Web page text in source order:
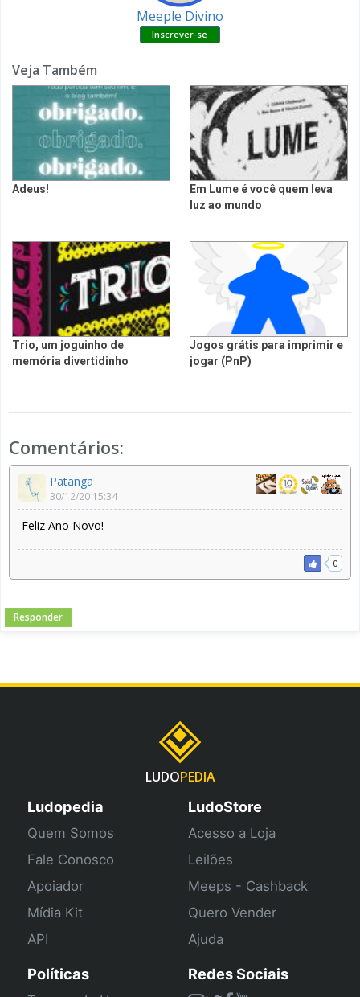
Meeple Divino
Veja Também
Adeus!
Em Lume é você quem leva
luz ao mundo
Trio, um joguinho de
memória divertidinho
Jogos grátis para imprimir e
jogar (PnP)
Comentários:
Patanga
30/12/20 15:34
Feliz Ano Novo!
0
Responder
LUDOPEDIA
Ludopedia
Quem Somos
Fale Conosco
Apoiador
Mídia Kit
API
LudoStore
Acesso a Loja
Leilões
Meeps - Cashback
Quero Vender
Ajuda
Políticas Redes Sociais